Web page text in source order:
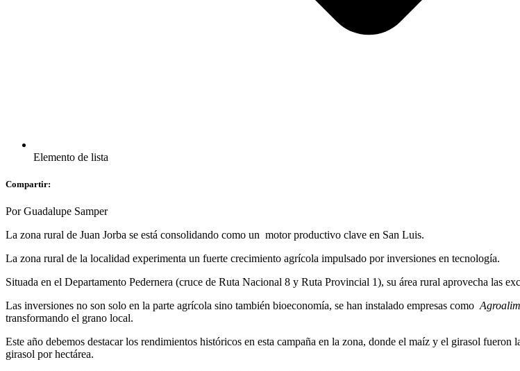
Elemento de lista
Compartir:
Por Guadalupe Samper
La zona rural de Juan Jorba se está consolidando como un motor productivo clave en San Luis.
La zona rural de la localidad experimenta un fuerte crecimiento agrícola impulsado por inversiones en tecnología.
Situada en el Departamento Pedernera (cruce de Ruta Nacional 8 y Ruta Provincial 1), su área rural aprovecha las
Las inversiones no son solo en la parte agrícola sino también bioeconomía, se han instalado empresas como
transformando el grano local.
Este año debemos destacar los rendimientos históricos en esta campaña en la zona, donde el maíz y el girasol
girasol por hectárea.